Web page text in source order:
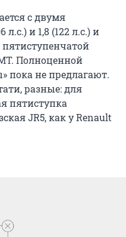
с двумя
и 1,8 (122 л.с.) и
Полноценной
пока не предлагают.
разные: для
пятиступка
JR5, как у Renault